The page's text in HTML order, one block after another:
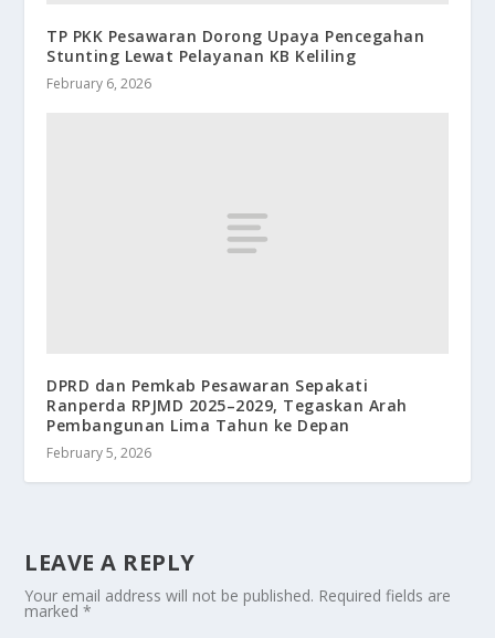
TP PKK Pesawaran Dorong Upaya Pencegahan
Stunting Lewat Pelayanan KB Keliling
February 6, 2026
DPRD dan Pemkab Pesawaran Sepakati
Ranperda RPJMD 2025–2029, Tegaskan Arah
Pembangunan Lima Tahun ke Depan
February 5, 2026
LEAVE A REPLY
Your email address will not be published. Required fields are
marked*